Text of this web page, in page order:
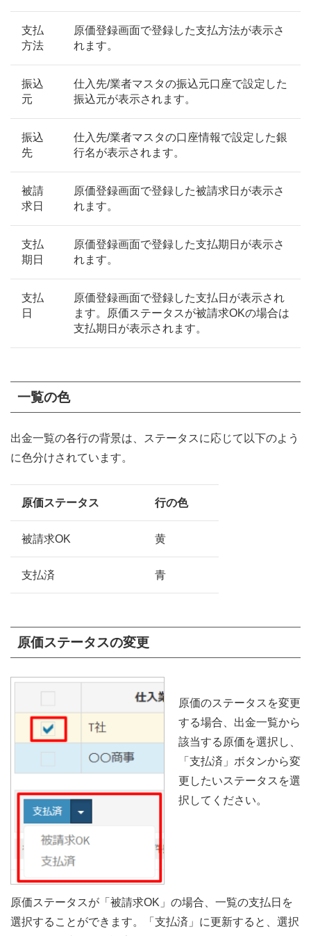
支払
方法
原価登録画面で登録した支払方法が表示さ
れます。
振込
元
仕入先/業者マスタの振込元口座で設定した
振込元が表示されます。
振込
先
仕入先/業者マスタの口座情報で設定した銀
行名が表示されます。
被請
求日
原価登録画面で登録した被請求日が表示さ
れます。
支払
期日
原価登録画面で登録した支払期日が表示さ
れます。
支払
日
原価登録画面で登録した支払日が表示され
ます。原価ステータスが被請求OKの場合は
支払期日が表示されます。
一覧の色
出金一覧の各行の背景は、ステータスに応じて以下のよう
に色分けされています。
原価ステータス 行の色
被請求OK 黄
支払済 青
原価ステータスの変更
原価のステータスを変更
する場合、出金一覧から
該当する原価を選択し、
「支払済」ボタンから変
更したいステータスを選
択してください。
原価ステータスが「被請求OK」の場合、一覧の支払日を
選択することができます。「支払済」に更新すると、選択